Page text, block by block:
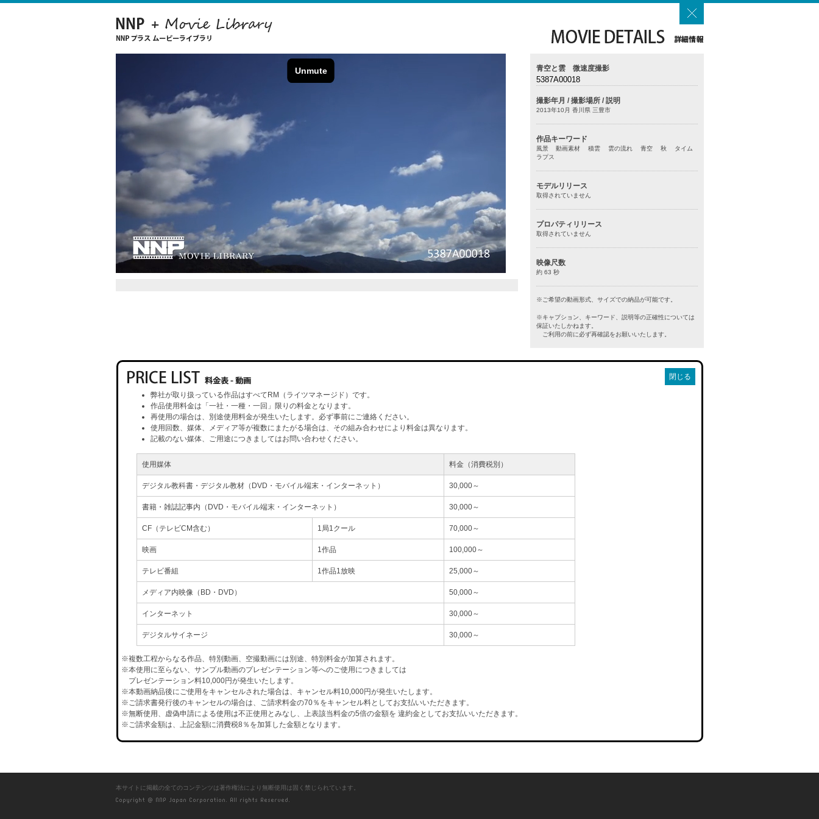
青空と雲 微速度撮影
5387A00018
撮影年月 / 撮影場所 / 説明
2013年10月 香川県 三豊市
作品キーワード
風景 動画素材 積雲 雲の流れ 青空 秋 タイム
ラプス
モデルリリース
取得されていません
プロパティリリース
取得されていません
映像尺数
約 63 秒
※ご希望の動画形式、サイズでの納品が可能です。
※キャプション、キーワード、説明等の正確性については
保証いたしかねます。
ご利用の前に必ず再確認をお願いいたします。
閉じる
弊社が取り扱っている作品はすべてRM（ライツマネージド）です。
作品使用料金は「一社・一種・一回」限りの料金となります。
再使用の場合は、別途使用料金が発生いたします。必ず事前にご連絡ください。
使用回数、媒体、メディア等が複数にまたがる場合は、その組み合わせにより料金は異なります。
記載のない媒体、ご用途につきましてはお問い合わせください。
使用媒体 料金（消費税別）
デジタル教科書・デジタル教材（DVD・モバイル端末・インターネット） 30,000～
書籍・雑誌記事内（DVD・モバイル端末・インターネット） 30,000～
CF（テレビCM含む） 1局1クール 70,000～
映画 1作品 100,000～
テレビ番組 1作品1放映 25,000～
メディア内映像（BD・DVD） 50,000～
インターネット 30,000～
デジタルサイネージ 30,000～
※複数工程からなる作品、特別動画、空撮動画には別途、特別料金が加算されます。
※本使用に至らない、サンプル動画のプレゼンテーション等へのご使用につきましては
プレゼンテーション料10,000円が発生いたします。
※本動画納品後にご使用をキャンセルされた場合は、キャンセル料10,000円が発生いたします。
※ご請求書発行後のキャンセルの場合は、ご請求料金の70％をキャンセル料としてお支払いいただきます。
※無断使用、虚偽申請による使用は不正使用とみなし、上表該当料金の5倍の金額を 違約金としてお支払いいただきます。
※ご請求金額は、上記金額に消費税8％を加算した金額となります。
本サイトに掲載の全てのコンテンツは著作権法により無断使用は固く禁じられています。